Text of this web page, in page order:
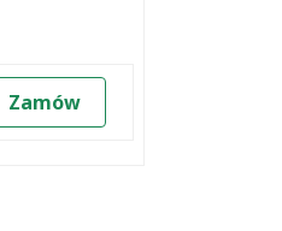
Zamów